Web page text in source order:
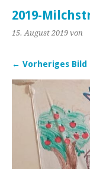
2019-
15. August 2019 von
← Vorheriges Bild